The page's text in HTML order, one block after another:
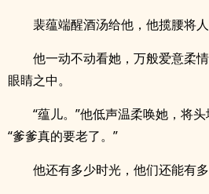
裴蕴端醒酒汤给他，他揽腰将
他一动不动看她，万般爱意柔
眼睛之中。
“蕴儿。”他低声温柔唤她，将
“爹爹真的要老了。”
他还有多少时光，他们还能有